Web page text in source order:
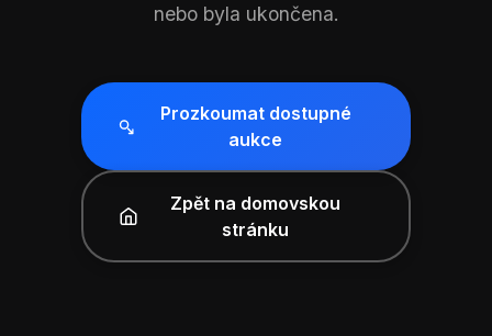
nebo byla ukončena.
Prozkoumat dostupné
aukce
Zpět na domovskou
stránku